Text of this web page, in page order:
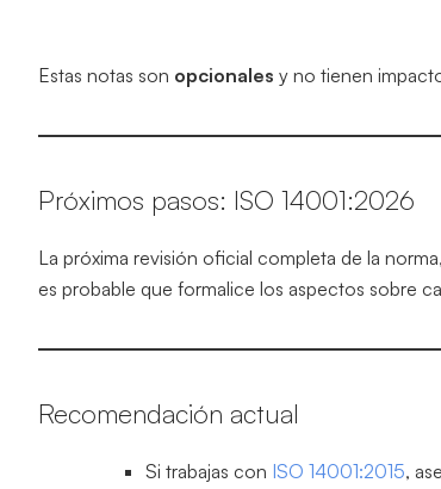
Estas notas son opcionales y no tienen
Próximos pasos: ISO 14001:2026
La próxima revisión oficial completa de la
es probable que formalice los aspectos sobre
Recomendación actual
Si trabajas con ISO 14001:2015,